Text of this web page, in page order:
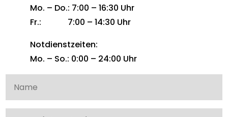
Mo. – Do.: 7:00 – 16:30 Uhr
Fr.: 7:00 – 14:30 Uhr
Notdienstzeiten:
Mo. – So.: 0:00 – 24:00 Uhr